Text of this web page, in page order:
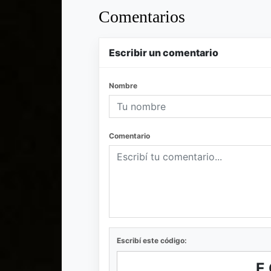
Comentarios
Escribir un comentario
Nombre
Comentario
Escribí este código: